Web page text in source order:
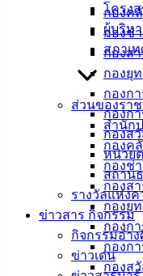
กองค
กองช่
กองส
กองยุ
กองก
กองก
กองส
หน่วย
สถาน
รางวัลแห่ง
ข่าวสาร กิจกรรม
กิจกรรมอ่าง
ข่าวเด่น
โครงส
ผู้บริห
สภาเ
ส่วนของรา
สำนัก
กองค
กองช่า
กองส
กองยุ
กองก
กองก
กองส